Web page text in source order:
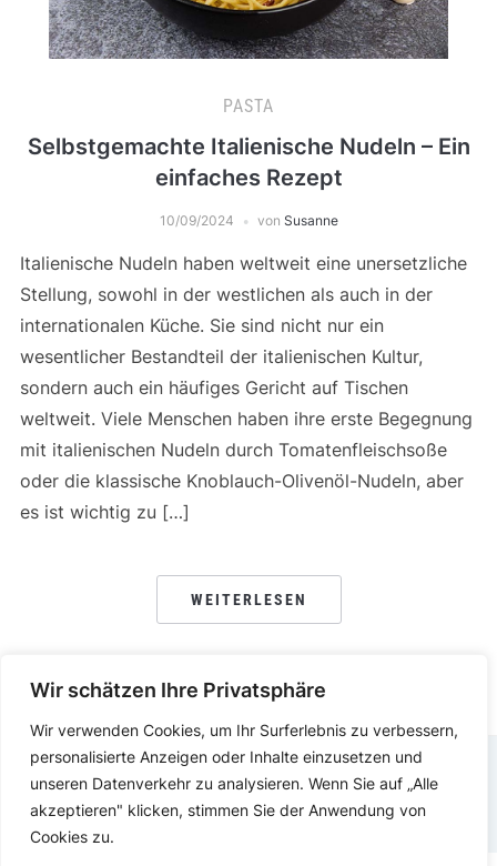
Wir schätzen Ihre Privatsphäre
Wir verwenden Cookies, um Ihr Surferlebnis zu verbessern,
personalisierte Anzeigen oder Inhalte einzusetzen und
unseren Datenverkehr zu analysieren. Wenn Sie auf „Alle
akzeptieren" klicken, stimmen Sie der Anwendung von
Cookies zu.
PASTA
Selbstgemachte Italienische Nudeln – Ein
einfaches Rezept
10/09/2024 von Susanne
Italienische Nudeln haben weltweit eine unersetzliche
Stellung, sowohl in der westlichen als auch in der
internationalen Küche. Sie sind nicht nur ein
wesentlicher Bestandteil der italienischen Kultur,
sondern auch ein häufiges Gericht auf Tischen
weltweit. Viele Menschen haben ihre erste Begegnung
mit italienischen Nudeln durch Tomatenfleischsoße
oder die klassische Knoblauch-Olivenöl-Nudeln, aber
es ist wichtig zu […]
WEITERLESEN
DATENSCHUTZERKLÄRUNG IMPRESSUM